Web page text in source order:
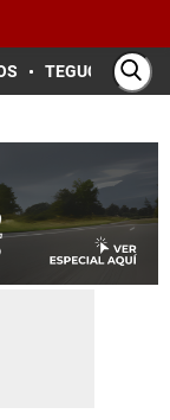
TEGUCIGALPA